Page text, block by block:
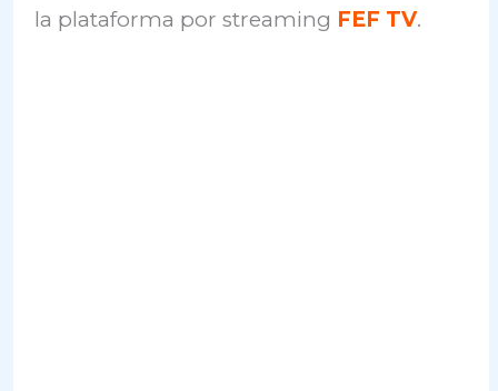
la plataforma por streaming FEF TV.